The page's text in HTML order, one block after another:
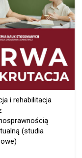
i rehabilitacja
(studia